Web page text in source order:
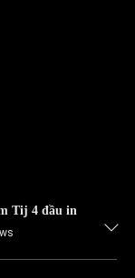
Tij 4 đầu in